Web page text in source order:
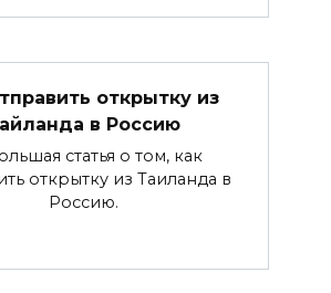
открытку из
в Россию
статья о том, как
открытку из Таиланда в
Россию.